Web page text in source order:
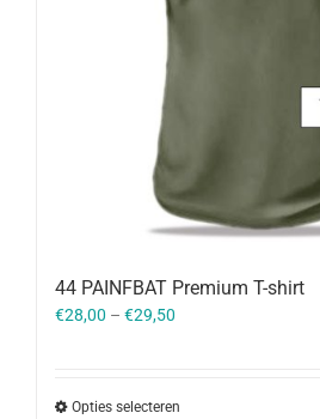
44 PAINFBAT Premium T-shirt
€28,00 – €29,50
Opties selecteren